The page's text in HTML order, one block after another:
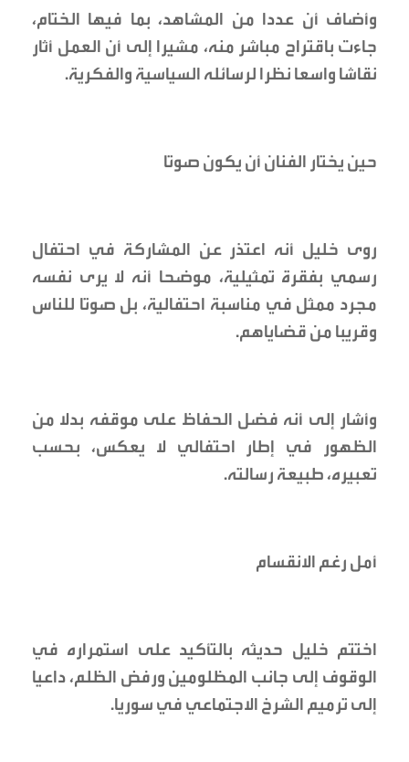
وأضاف أن عددا من المشاهد، بما فيها الختام،
جاءت باقتراح مباشر منه، مشيرا إلى أن العمل أثار
نقاشا واسعا نظرا لرسائله السياسية والفكرية.
حين يختار الفنان أن يكون صوتا
روى خليل أنه اعتذر عن المشاركة في احتفال
رسمي بفقرة تمثيلية، موضحا أنه لا يرى نفسه
مجرد ممثل في مناسبة احتفالية، بل صوتا للناس
وقريبا من قضاياهم.
وأشار إلى أنه فضل الحفاظ على موقفه بدلا من
الظهور في إطار احتفالي لا يعكس، بحسب
تعبيره، طبيعة رسالته.
أمل رغم الانقسام
اختتم خليل حديثه بالتأكيد على استمراره في
الوقوف إلى جانب المظلومين ورفض الظلم، داعيا
إلى ترميم الشرخ الاجتماعي في سوريا.